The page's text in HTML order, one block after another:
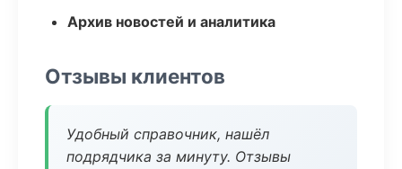
Архив новостей и аналитика
Отзывы клиентов
Удобный справочник, нашёл
подрядчика за минуту. Отзывы